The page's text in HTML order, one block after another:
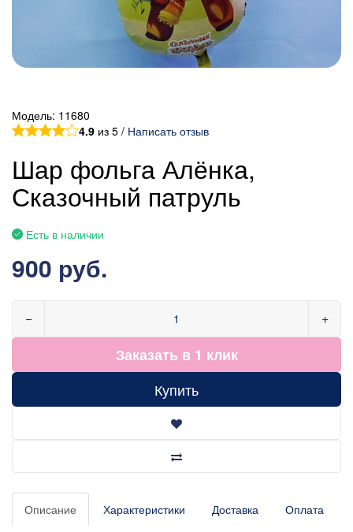
Модель: 11680
4.9 из 5 / Написать отзыв
Шар фольга Алёнка,
Сказочный патруль
Есть в наличии
900 руб.
− +
Заказать в 1 клик
Купить
Описание Характеристики Доставка Оплата